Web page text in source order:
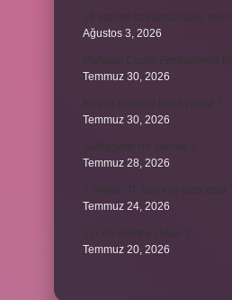
Ağustos 3, 2026
Temmuz 30, 2026
Temmuz 30, 2026
Temmuz 28, 2026
Temmuz 24, 2026
Temmuz 20, 2026